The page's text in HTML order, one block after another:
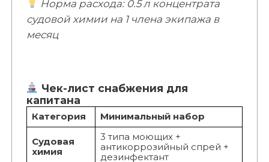
Норма расхода: 0.5 л концентрата
судовой химии на 1 члена экипажа в
месяц
Чек-лист снабжения для
капитана
Категория Минимальный набор
Судовая
химия
3 типа моющих +
антикоррозийный спрей +
дезинфектант